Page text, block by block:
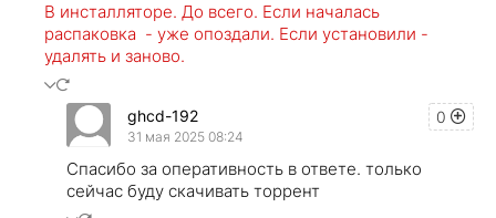
В инсталляторе. До всего. Если началась
распаковка - уже опоздали. Если установили -
удалять и заново.
0
ghcd-192
31 мая 2025 08:24
Спасибо за оперативность в ответе. только
сейчас буду скачивать торрент